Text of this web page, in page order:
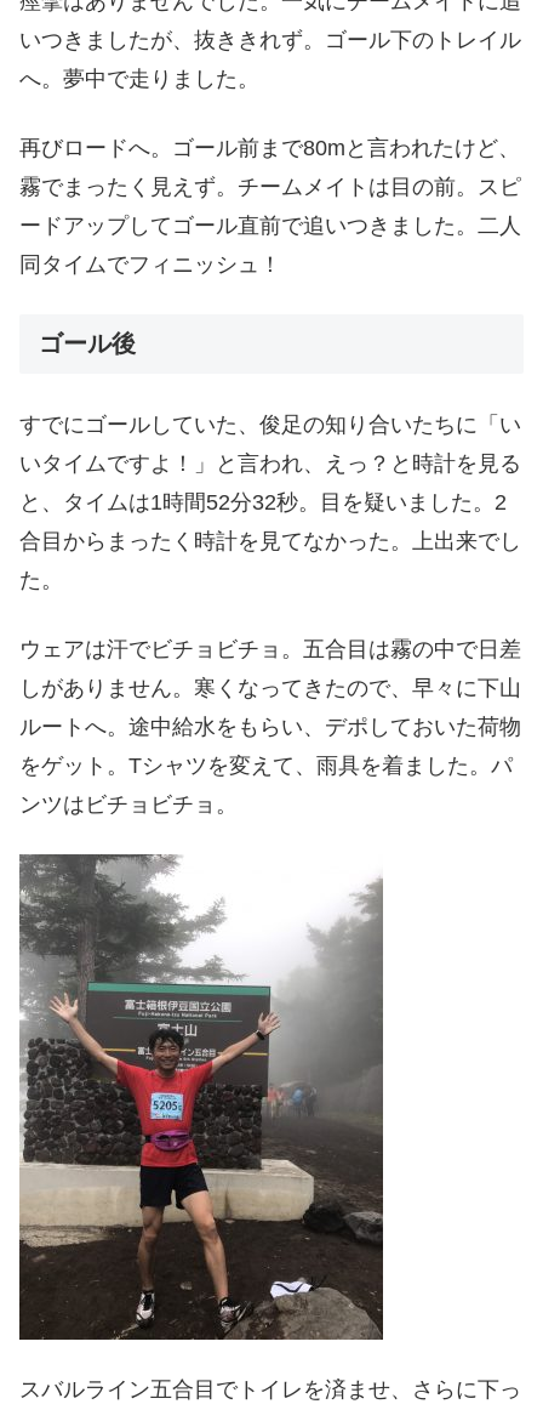
いつきましたが、抜ききれず。ゴール下のトレイル
へ。夢中で走りました。
再びロードへ。ゴール前まで80mと言われたけど、
霧でまったく見えず。チームメイトは目の前。スピ
ードアップしてゴール直前で追いつきました。二人
同タイムでフィニッシュ！
ゴール後
すでにゴールしていた、俊足の知り合いたちに「い
いタイムですよ！」と言われ、えっ？と時計を見る
と、タイムは1時間52分32秒。目を疑いました。2
合目からまったく時計を見てなかった。上出来でし
た。
ウェアは汗でビチョビチョ。五合目は霧の中で日差
しがありません。寒くなってきたので、早々に下山
ルートへ。途中給水をもらい、デポしておいた荷物
をゲット。Tシャツを変えて、雨具を着ました。パ
ンツはビチョビチョ。
スバルライン五合目でトイレを済ませ、さらに下っ